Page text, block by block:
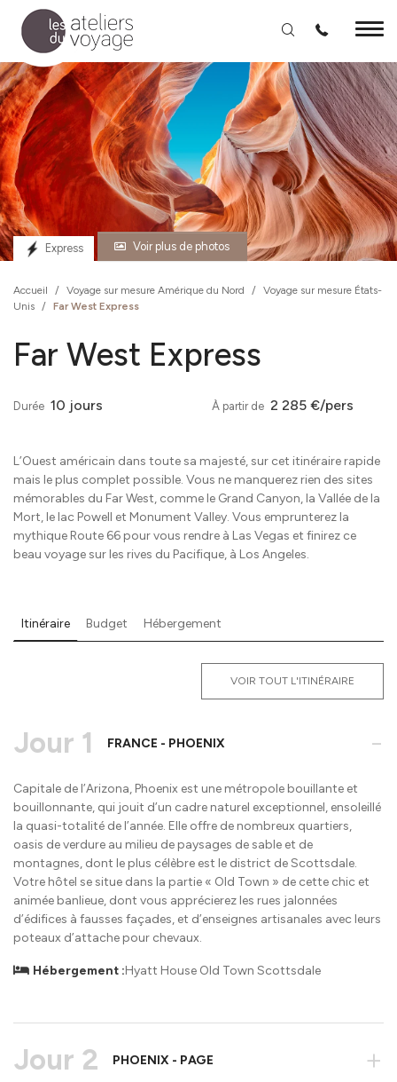
Aller au contenu principal
Express Voir plus de photos
Accueil / Voyage sur mesure Amérique du Nord / Voyage sur mesure États-
Unis / Far West Express
Far West Express
Durée 10 jours À partir de 2 285 €/pers
L’Ouest américain dans toute sa majesté, sur cet itinéraire rapide
mais le plus complet possible. Vous ne manquerez rien des sites
mémorables du Far West, comme le Grand Canyon, la Vallée de la
Mort, le lac Powell et Monument Valley. Vous emprunterez la
mythique Route 66 pour vous rendre à Las Vegas et finirez ce
beau voyage sur les rives du Pacifique, à Los Angeles.
Itinéraire Budget Hébergement
VOIR TOUT L'ITINÉRAIRE
Jour 1 FRANCE - PHOENIX -
Capitale de l’Arizona, Phoenix est une métropole bouillante et
bouillonnante, qui jouit d’un cadre naturel exceptionnel, ensoleillé
la quasi-totalité de l’année. Elle offre de nombreux quartiers,
oasis de verdure au milieu de paysages de sable et de
montagnes, dont le plus célèbre est le district de Scottsdale.
Votre hôtel se situe dans la partie « Old Town » de cette chic et
animée banlieue, dont vous apprécierez les rues jalonnées
d’édifices à fausses façades, et d’enseignes artisanales avec leurs
poteaux d’attache pour chevaux.
Hébergement :Hyatt House Old Town Scottsdale
Jour 2 PHOENIX - PAGE +